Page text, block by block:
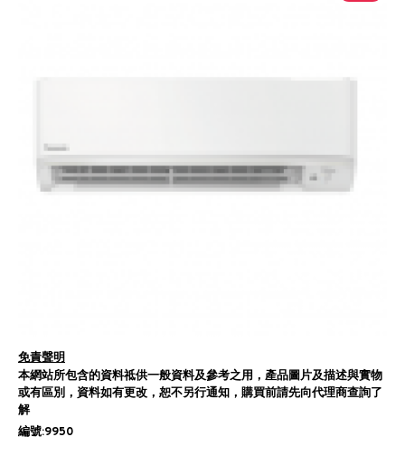
免責聲明
本網站所包含的資料祗供一般資料及參考之用，產品圖片及描述與實物
或有區別，資料如有更改，恕不另行通知，購買前請先向代理商查詢了
解
編號:9950